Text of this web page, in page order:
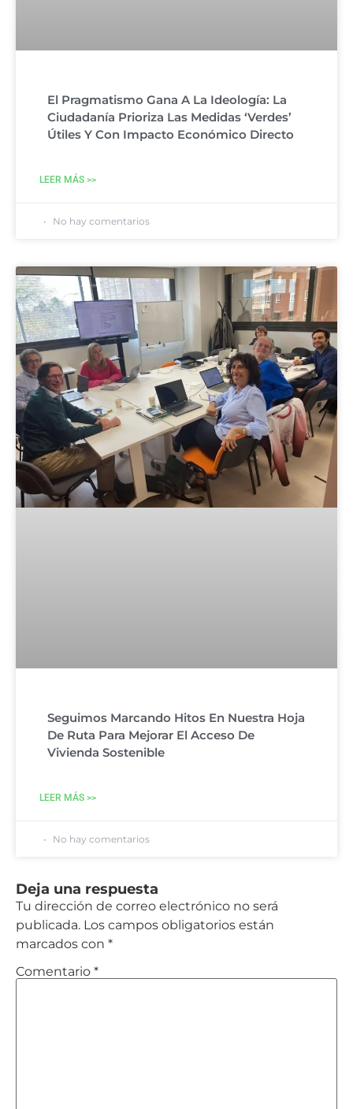
El Pragmatismo Gana A La Ideología: La
Ciudadanía Prioriza Las Medidas ‘verdes’
Útiles Y Con Impacto Económico Directo
LEER MÁS >>
No hay comentarios
Seguimos Marcando Hitos En Nuestra Hoja
De Ruta Para Mejorar El Acceso De
Vivienda Sostenible
LEER MÁS >>
No hay comentarios
Deja una respuesta
Tu dirección de correo electrónico no será
publicada. Los campos obligatorios están
marcados con *
Comentario *